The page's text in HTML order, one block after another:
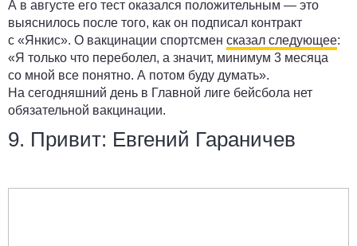
А в августе его тест оказался положительным — это
выяснилось после того, как он подписал контракт
с «Янкис». О вакцинации спортсмен сказал следующее:
«Я только что переболел, а значит, минимум 3 месяца
со мной все понятно. А потом буду думать».
На сегодняшний день в Главной лиге бейсбола нет
обязательной вакцинации.
9. Привит: Евгений Гараничев